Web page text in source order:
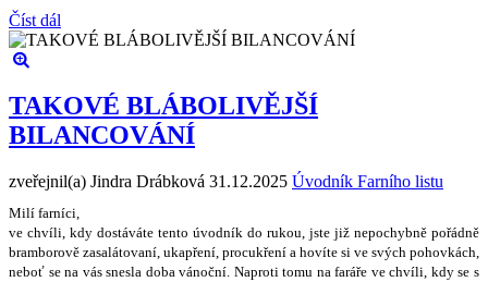
Číst dál
TAKOVÉ BLÁBOLIVĚJŠÍ
BILANCOVÁNÍ
zveřejnil(a) Jindra Drábková 31.12.2025 Úvodník Farního listu
Milí farníci,
ve chvíli, kdy dostáváte tento úvodník do rukou, jste již nepochybně pořádně
bramborově zasalátovaní, ukapření, procukření a hovíte si ve svých pohovkách,
neboť se na vás snesla doba vánoční. Naproti tomu na faráře ve chvíli, kdy se s